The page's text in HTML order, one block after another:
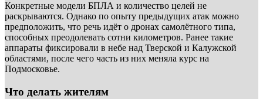
Конкретные модели БПЛА и количество целей не
раскрываются. Однако по опыту предыдущих атак можно
предположить, что речь идёт о дронах самолётного типа,
способных преодолевать сотни километров. Ранее такие
аппараты фиксировали в небе над Тверской и Калужской
областями, после чего часть из них меняла курс на
Подмосковье.
Что делать жителям